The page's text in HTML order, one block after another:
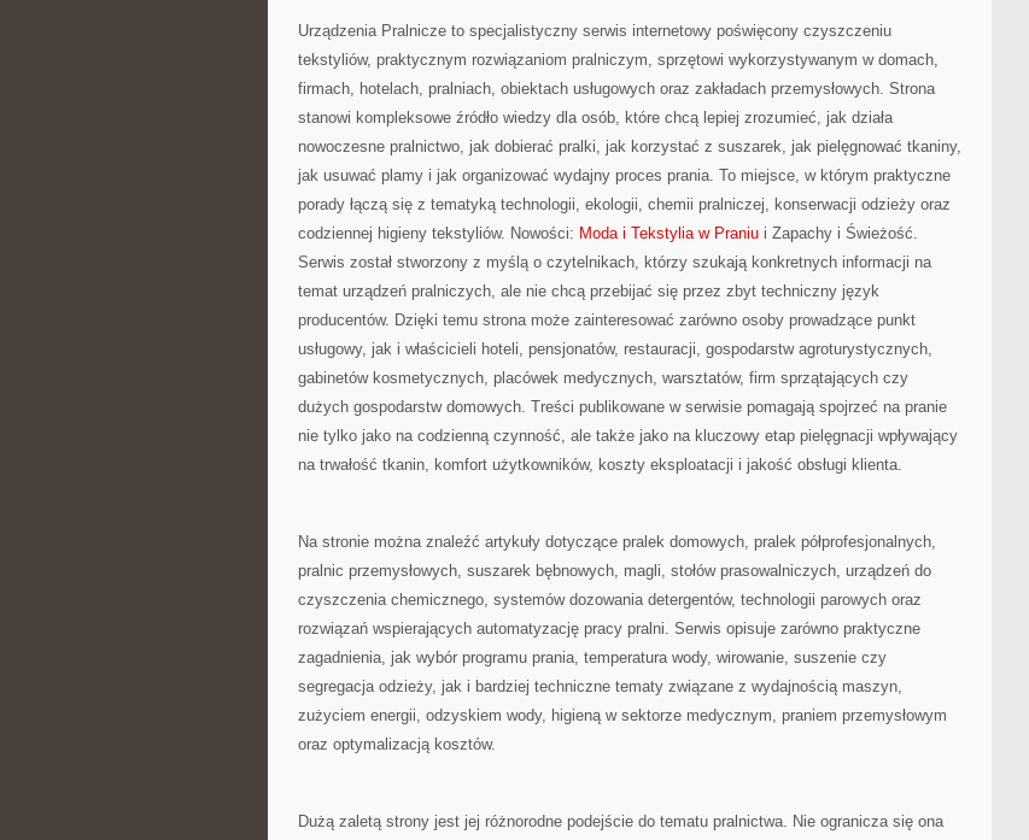
Urządzenia Pralnicze to specjalistyczny serwis internetowy poświęcony czyszczeniu
tekstyliów, praktycznym rozwiązaniom pralniczym, sprzętowi wykorzystywanym w domach,
firmach, hotelach, pralniach, obiektach usługowych oraz zakładach przemysłowych. Strona
stanowi kompleksowe źródło wiedzy dla osób, które chcą lepiej zrozumieć, jak działa
nowoczesne pralnictwo, jak dobierać pralki, jak korzystać z suszarek, jak pielęgnować tkaniny,
jak usuwać plamy i jak organizować wydajny proces prania. To miejsce, w którym praktyczne
porady łączą się z tematyką technologii, ekologii, chemii pralniczej, konserwacji odzieży oraz
codziennej higieny tekstyliów. Nowości: Moda i Tekstylia w Praniu i Zapachy i Świeżość.
Serwis został stworzony z myślą o czytelnikach, którzy szukają konkretnych informacji na
temat urządzeń pralniczych, ale nie chcą przebijać się przez zbyt techniczny język
producentów. Dzięki temu strona może zainteresować zarówno osoby prowadzące punkt
usługowy, jak i właścicieli hoteli, pensjonatów, restauracji, gospodarstw agroturystycznych,
gabinetów kosmetycznych, placówek medycznych, warsztatów, firm sprzątających czy
dużych gospodarstw domowych. Treści publikowane w serwisie pomagają spojrzeć na pranie
nie tylko jako na codzienną czynność, ale także jako na kluczowy etap pielęgnacji wpływający
na trwałość tkanin, komfort użytkowników, koszty eksploatacji i jakość obsługi klienta.
Na stronie można znaleźć artykuły dotyczące pralek domowych, pralek półprofesjonalnych,
pralnic przemysłowych, suszarek bębnowych, magli, stołów prasowalniczych, urządzeń do
czyszczenia chemicznego, systemów dozowania detergentów, technologii parowych oraz
rozwiązań wspierających automatyzację pracy pralni. Serwis opisuje zarówno praktyczne
zagadnienia, jak wybór programu prania, temperatura wody, wirowanie, suszenie czy
segregacja odzieży, jak i bardziej techniczne tematy związane z wydajnością maszyn,
zużyciem energii, odzyskiem wody, higieną w sektorze medycznym, praniem przemysłowym
oraz optymalizacją kosztów.
Dużą zaletą strony jest jej różnorodne podejście do tematu pralnictwa. Nie ogranicza się ona